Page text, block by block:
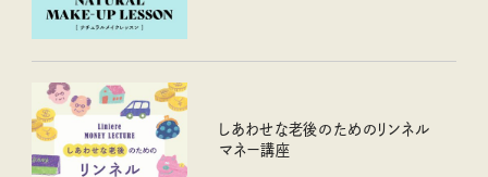
しあわせな老後のためのリンネル
マネー講座